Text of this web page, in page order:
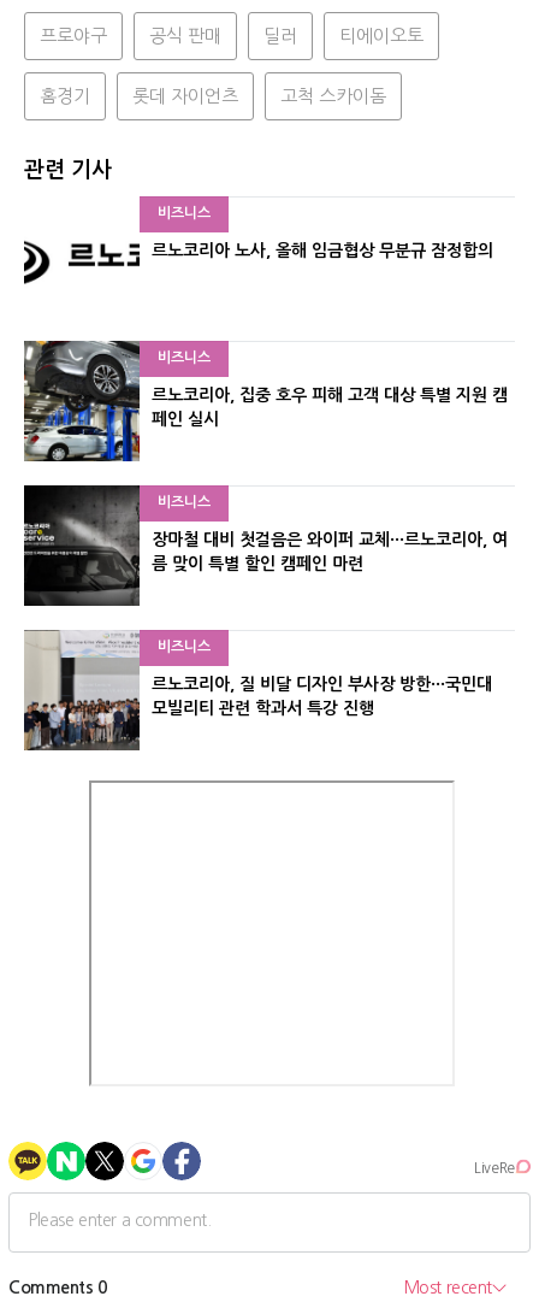
프로야구 공식 판매 딜러 티에이오토
홈경기 롯데 자이언츠 고척 스카이돔
관련 기사
비즈니스
르노코리아 노사, 올해 임금협상 무분규 잠정합의
비즈니스
르노코리아, 집중 호우 피해 고객 대상 특별 지원 캠
페인 실시
비즈니스
장마철 대비 첫걸음은 와이퍼 교체···르노코리아, 여
름 맞이 특별 할인 캠페인 마련
비즈니스
르노코리아, 질 비달 디자인 부사장 방한···국민대
모빌리티 관련 학과서 특강 진행